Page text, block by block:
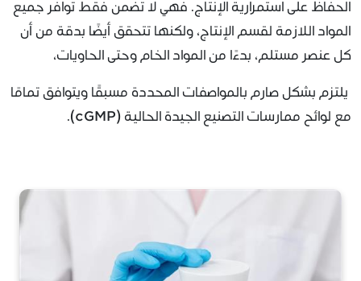
الحفاظ على استمرارية الإنتاج. فهي لا تضمن فقط توافر جميع
المواد اللازمة لقسم الإنتاج، ولكنها تتحقق أيضًا بدقة من أن
كل عنصر مستلم، بدءًا من المواد الخام وحتى الحاويات،
يلتزم بشكل صارم بالمواصفات المحددة مسبقًا ويتوافق تمامًا
مع لوائح ممارسات التصنيع الجيدة الحالية (cGMP).